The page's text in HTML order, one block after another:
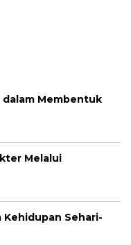
dalam Membentuk
Melalui
Kehidupan Sehari-